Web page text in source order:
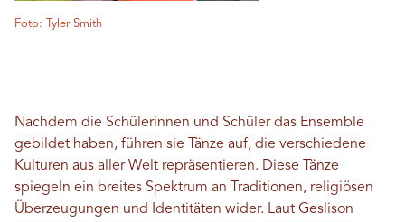
Foto: Tyler Smith
Nachdem die Schülerinnen und Schüler das Ensemble
gebildet haben, führen sie Tänze auf, die verschiedene
Kulturen aus aller Welt repräsentieren. Diese Tänze
spiegeln ein breites Spektrum an Traditionen, religiösen
Überzeugungen und Identitäten wider. Laut Geslison